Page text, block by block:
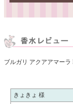
ブルガリ アクアアマー
きょきょ 様